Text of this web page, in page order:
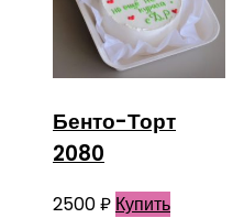
Бенто-Торт
2080
2500₽ Купить